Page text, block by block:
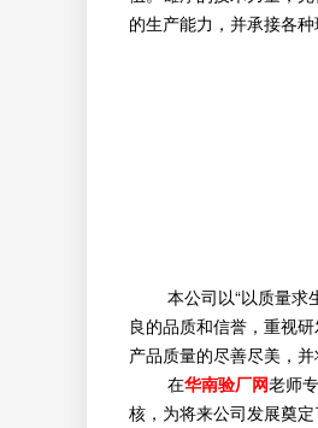
的生产能力，并承接各
本公司以“以质量求生
良的品质和信誉，重视
产品质量的尽善尽美，
在华南验厂网老师
核，为将来公司发展奠